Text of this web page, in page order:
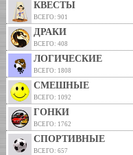
КВЕСТЫ
ВСЕГО: 901
ДРАКИ
ВСЕГО: 408
ЛОГИЧЕСКИЕ
ВСЕГО: 1808
СМЕШНЫЕ
ВСЕГО: 1092
ГОНКИ
ВСЕГО: 1762
СПОРТИВНЫЕ
ВСЕГО: 657